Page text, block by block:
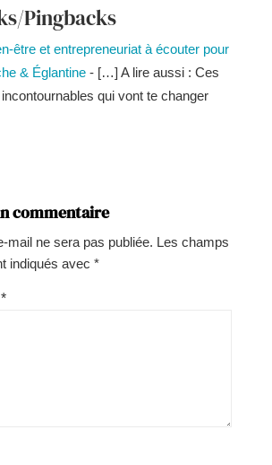
Pingbacks
être et entrepreneuriat à écouter pour
& Églantine- […] A lire aussi : Ces
qui vont te changer
commentaire
mail ne sera pas publiée. Les champs
indiqués avec *
*